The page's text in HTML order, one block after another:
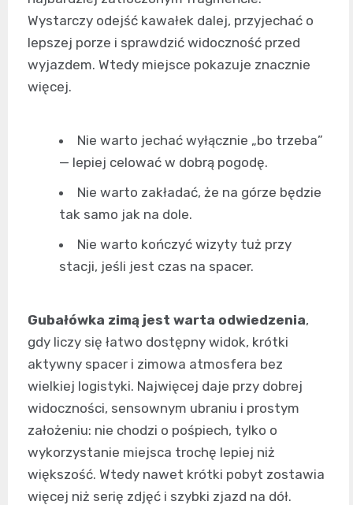
Wystarczy odejść kawałek dalej, przyjechać o
lepszej porze i sprawdzić widoczność przed
wyjazdem. Wtedy miejsce pokazuje znacznie
więcej.
Nie warto jechać wyłącznie „bo trzeba”
— lepiej celować w dobrą pogodę.
Nie warto zakładać, że na górze będzie
tak samo jak na dole.
Nie warto kończyć wizyty tuż przy
stacji, jeśli jest czas na spacer.
Gubałówka zimą jest warta odwiedzenia,
gdy liczy się łatwo dostępny widok, krótki
aktywny spacer i zimowa atmosfera bez
wielkiej logistyki. Najwięcej daje przy dobrej
widoczności, sensownym ubraniu i prostym
założeniu: nie chodzi o pośpiech, tylko o
wykorzystanie miejsca trochę lepiej niż
większość. Wtedy nawet krótki pobyt zostawia
więcej niż serię zdjęć i szybki zjazd na dół.